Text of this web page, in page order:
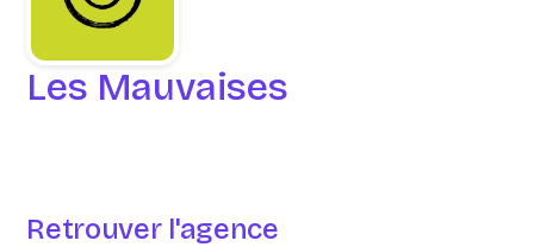
Les Mauvaises
Retrouver l'agence